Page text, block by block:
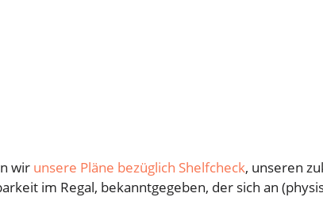
wir unsere Pläne bezüglich Shelfcheck, unseren
im Regal, bekanntgegeben, der sich an